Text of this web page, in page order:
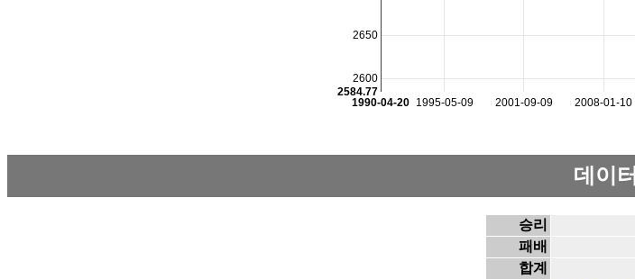
1995-05-09 2001-09-09 2008-01-10
1990-04-20
2600
2650
2584.77
데이터
승리
패배
합계